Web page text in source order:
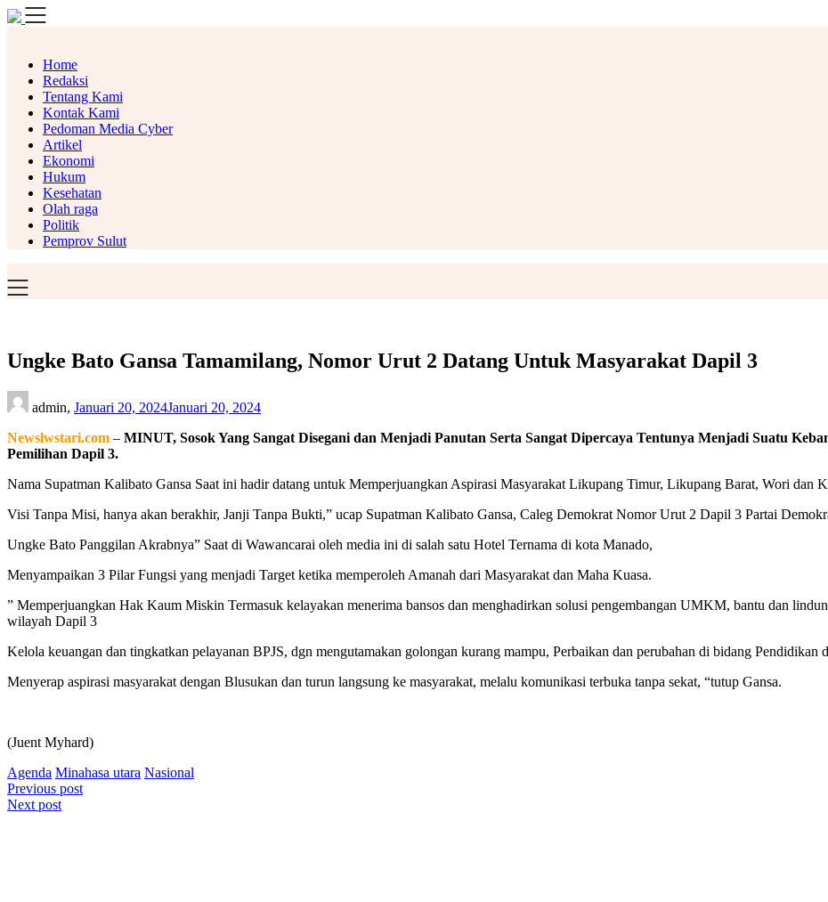
Skip
Home
Redaksi
Tentang Kami
Kontak Kami
Pedoman Media Cyber
Artikel
Ekonomi
Hukum
Kesehatan
Olah raga
Politik
Pemprov Sulut
Ungke Bato Gansa Tamamilang, Nomor Urut 2 Datang Untuk Masyarakat Dapil 3
admin, Januari 20, 2024Januari 20, 2024
Newslwstari.com – MINUT, Sosok Yang Sangat Disegani dan Menjadi Panutan Serta Sangat Dipercaya Tentunya Menjadi Suatu
Pemilihan Dapil 3.
Nama Supatman Kalibato Gansa Saat ini hadir datang untuk Memperjuangkan Aspirasi Masyarakat Likupang Timur, Likupang Barat, Wori dan
Visi Tanpa Misi, hanya akan berakhir, Janji Tanpa Bukti,” ucap Supatman Kalibato Gansa, Caleg Demokrat Nomor Urut 2 Dapil 3 Partai
Ungke Bato Panggilan Akrabnya” Saat di Wawancarai oleh media ini di salah satu Hotel Ternama di kota Manado,
Menyampaikan 3 Pilar Fungsi yang menjadi Target ketika memperoleh Amanah dari Masyarakat dan Maha Kuasa.
” Memperjuangkan Hak Kaum Miskin Termasuk kelayakan menerima bansos dan menghadirkan solusi pengembangan UMKM, bantu dan
wilayah Dapil 3
Kelola keuangan dan tingkatkan pelayanan BPJS, dgn mengutamakan golongan kurang mampu, Perbaikan dan perubahan di bidang
Menyerap aspirasi masyarakat dengan Blusukan dan turun langsung ke masyarakat, melalu komunikasi terbuka tanpa sekat, “tutup Gansa.
(Juent Myhard)
Agenda Minahasa utara Nasional
Navigasi
pos
Previous post
Next post